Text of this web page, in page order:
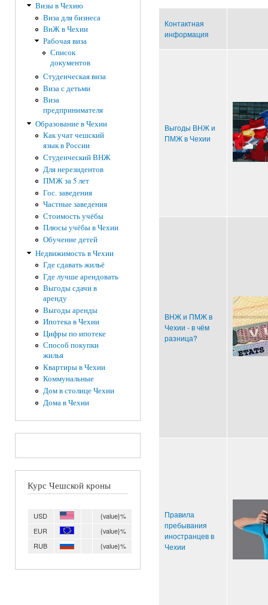
Визы в Чехию
Виза для бизнеса
ВнЖ в Чехии
Рабочая виза
Список
документов
Студенческая виза
Виза с детьми
Виза
предпринимателя
Образование в Чехии
Как учат чешский
язык в России
Студенческий ВНЖ
Для нерезидентов
ПМЖ за 5 лет
Гос. заведения
Частные заведения
Стоимость учёбы
Плюсы учёбы в Чехии
Обучение детей
Недвижимость в Чехии
Где сдавать жильё
Где лучше арендовать
Выгоды сдачи в
аренду
Выгоды аренды
Ипотека в Чехии
Цифры по ипотеке
Способ покупки
жилья
Квартиры в Чехии
Коммунальные
Дом в столице Чехии
Дома в Чехии
Курс Чешской кроны
USD
{value}%
EUR
{value}%
RUB
{value}%
Контактная
информация
Выгоды ВНЖ и
ПМЖ в Чехии
ВНЖ и ПМЖ в
Чехии - в чём
разница?
Правила
пребывания
иностранцев в
Чехии